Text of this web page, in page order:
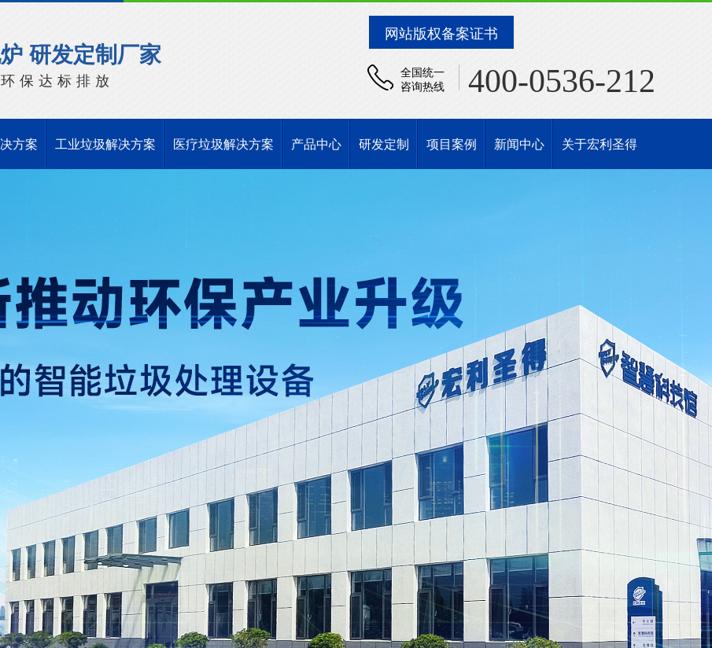
网站版权备案证书
研发定制厂家
保达标排放
全国统一
咨询热线
400-0536-212
方案 工业垃圾解决方案 医疗垃圾解决方案 产品中心 研发定制 项目案例 新闻中心 关于宏利圣得